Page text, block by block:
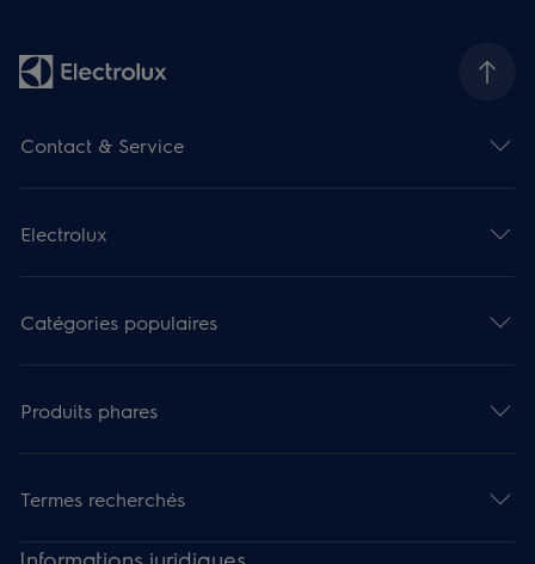
Contact & Service
Electrolux
Catégories populaires
Produits phares
Termes recherchés